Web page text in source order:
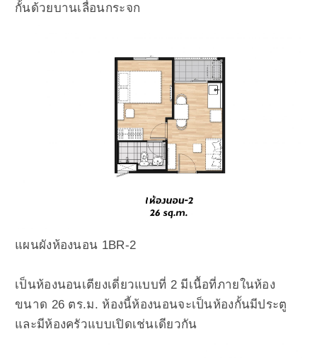
กั้นด้วยบานเลื่อนกระจก
แผนผังห้องนอน 1BR-2
เป็นห้องนอนเตียงเดี่ยวแบบที่ 2 มีเนื้อที่ภายในห้อง
ขนาด 26 ตร.ม. ห้องนี้ห้องนอนจะเป็นห้องกั้นมีประตู
และมีห้องครัวแบบเปิดเช่นเดียวกัน